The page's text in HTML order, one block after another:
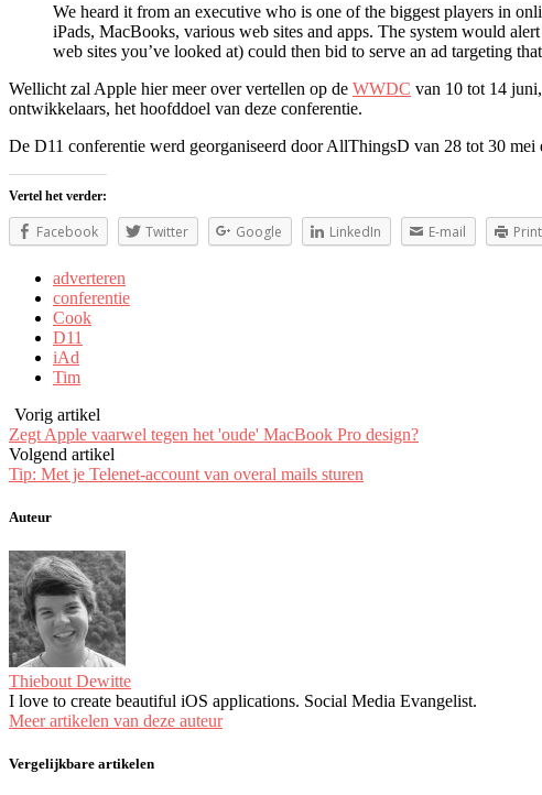
We heard it from an executive who is one of the biggest players in
iPads, MacBooks, various web sites and apps. The system would
web sites you’ve looked at) could then bid to serve an ad targeting
Wellicht zal Apple hier meer over vertellen op de WWDC van 10 tot 14
ontwikkelaars, het hoofddoel van deze conferentie.
De D11 conferentie werd georganiseerd door AllThingsD van 28 tot 30
Vertel het verder:
Facebook Twitter Google LinkedIn E-mail Print
adverteren
conferentie
Cook
D11
iAd
Tim
Vorig artikel
Zegt Apple vaarwel tegen het 'oude' MacBook Pro design?
Volgend artikel
Tip: Met je Telenet-account van overal mails sturen
Auteur
Thiebout Dewitte
I love to create beautiful iOS applications. Social Media Evangelist.
Meer artikelen van deze auteur
Vergelijkbare artikelen